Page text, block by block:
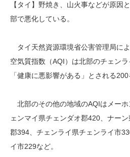
【タイ】野焼き、山火事などが原因
部で悪化している。
タイ天然資源環境省公害管理局に
空気質指数（AQI）は北部のチェンラ
「健康に悪影響がある」とされる
北部のその他の地域のAQIはメー
ェンマイ県チェンダオ郡420、ナー
郡394、チェンライ県チェンライ市
イ市229など。